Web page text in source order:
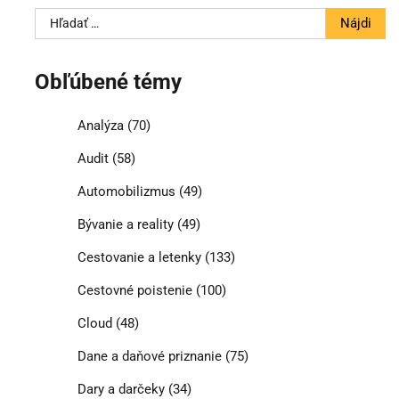
Hľadať:
Obľúbené témy
Analýza(70)
Audit(58)
Automobilizmus (49)
Bývanie a reality(49)
Cestovanie a letenky(133)
Cestovné poistenie(100)
Cloud (48)
Dane a daňové priznanie(75)
Dary a darčeky(34)